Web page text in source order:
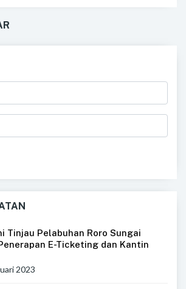
Tinjau Pelabuhan Roro Sungai
E-Ticketing dan Kantin
2023